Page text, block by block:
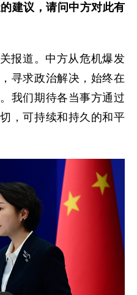
建议，请问中方对此有
报道。中方从危机爆发
寻求政治解决，始终在
我们期待各当事方通过
，可持续和持久的和平